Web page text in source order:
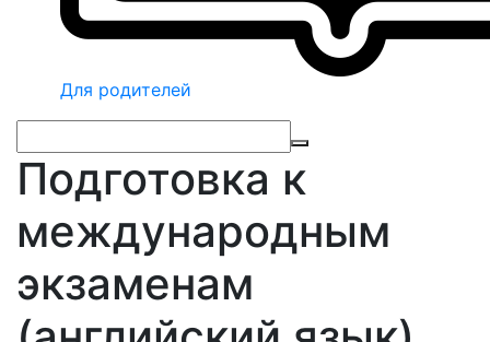
Для родителей
Подготовка к
международным
экзаменам